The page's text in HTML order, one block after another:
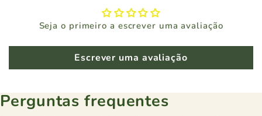
Seja o primeiro a escrever uma avaliação
Escrever uma avaliação
Perguntas frequentes